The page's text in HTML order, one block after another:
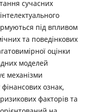
сучасних
під впливом
та поведінкових
оцінки
моделей
механізми
ознак,
факторів та